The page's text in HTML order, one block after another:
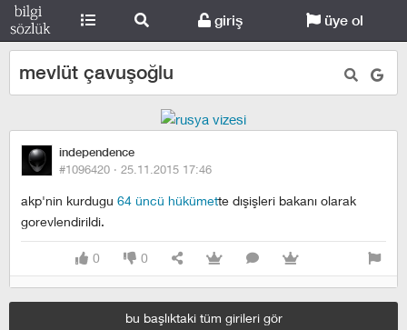
giriş üye ol
mevlüt çavuşoğlu
independence
#1096420 · 25.11.2015 17:46
akp'nin kurdugu 64 üncü hükümette dışişleri bakanı olarak
gorevlendirildi.
0 0
bu başlıktaki tüm girileri gör